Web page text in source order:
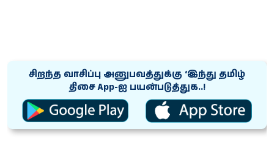
சிறந்த வாசிப்பு அனுபவத்துக்கு ‘இந்து தமிழ்
திசை App-ஐ பயன்படுத்துக..!